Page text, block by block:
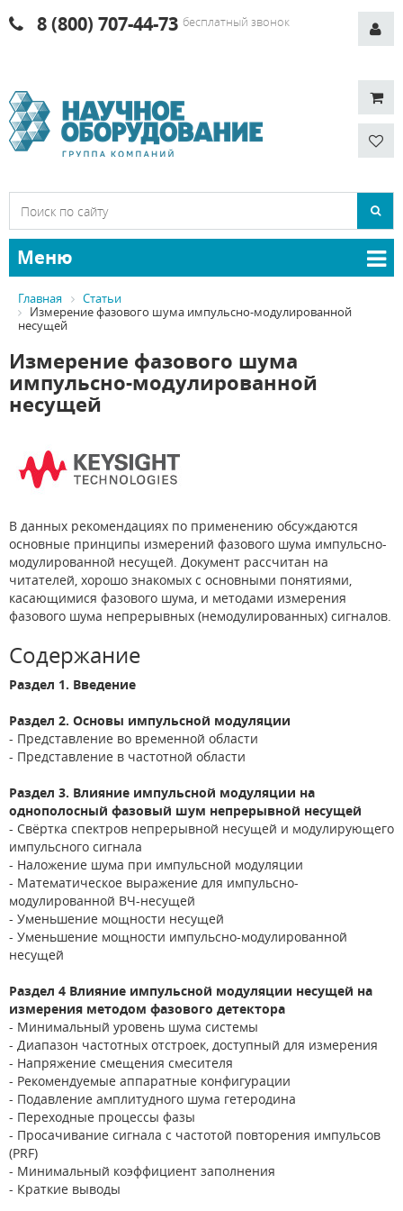
8 (800) 707-44-73 бесплатный звонок
Меню
Главная
Статьи
Измерение фазового шума импульсно-модулированной
несущей
Измерение фазового шума
импульсно-модулированной
несущей
В данных рекомендациях по применению обсуждаются
основные принципы измерений фазового шума импульсно-
модулированной несущей. Документ рассчитан на
читателей, хорошо знакомых с основными понятиями,
касающимися фазового шума, и методами измерения
фазового шума непрерывных (немодулированных) сигналов.
Содержание
Раздел 1. Введение
Раздел 2. Основы импульсной модуляции
- Представление во временной области
- Представление в частотной области
Раздел 3. Влияние импульсной модуляции на
однополосный фазовый шум непрерывной несущей
- Свёртка спектров непрерывной несущей и модулирующего
импульсного сигнала
- Наложение шума при импульсной модуляции
- Математическое выражение для импульсно-
модулированной ВЧ-несущей
- Уменьшение мощности несущей
- Уменьшение мощности импульсно-модулированной
несущей
Раздел 4 Влияние импульсной модуляции несущей на
измерения методом фазового детектора
- Минимальный уровень шума системы
- Диапазон частотных отстроек, доступный для измерения
- Напряжение смещения смесителя
- Рекомендуемые аппаратные конфигурации
- Подавление амплитудного шума гетеродина
- Переходные процессы фазы
- Просачивание сигнала с частотой повторения импульсов
(PRF)
- Минимальный коэффициент заполнения
- Краткие выводы